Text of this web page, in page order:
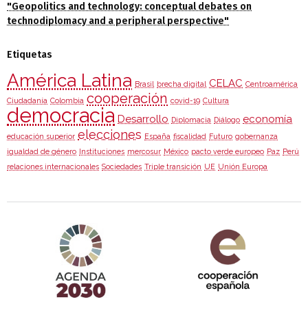
"Geopolitics and technology: conceptual debates on
technodiplomacy and a peripheral perspective"
Etiquetas
América Latina Brasil brecha digital CELAC Centroamérica
Ciudadanía Colombia cooperación covid-19 Cultura
democracia Desarrollo Diplomacia Diálogo economía
educación superior elecciones España fiscalidad Futuro gobernanza
igualdad de género
Instituciones mercosur México pacto verde europeo Paz Perú
relaciones internacionales Sociedades Triple transición UE Unión Europa